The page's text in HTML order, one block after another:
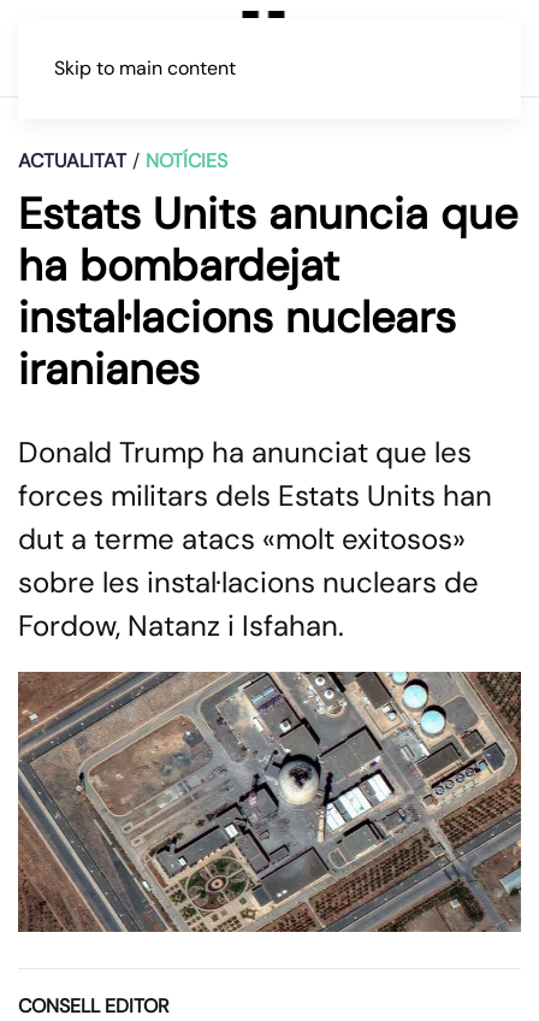
Skip to main content
ACTUALITAT NOTÍCIES
Estats Units anuncia que
ha bombardejat
instal·lacions nuclears
iranianes
Donald Trump ha anunciat que les
forces militars dels Estats Units han
dut a terme atacs «molt exitosos»
sobre les instal·lacions nuclears de
Fordow, Natanz i Isfahan.
CONSELL EDITOR